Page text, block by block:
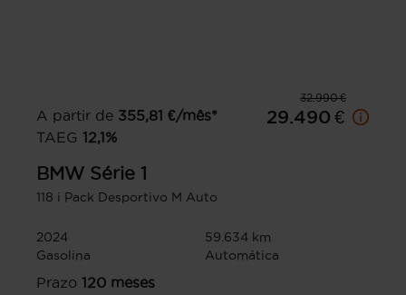
32.990 €
A partir de 355,81 €/mês*
TAEG 12,1%
29.490 €
BMW Série 1
118 i Pack Desportivo M Auto
2024
59.634 km
Gasolina
Automática
Prazo 120 meses